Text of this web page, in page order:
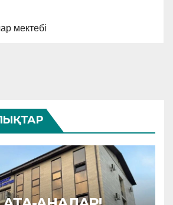
мектебі